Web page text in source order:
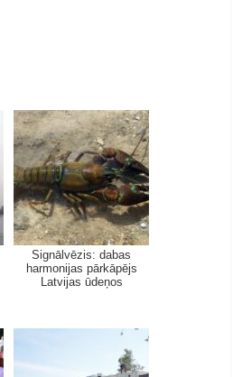
Signālvēzis: dabas
harmonijas pārkāpējs
Latvijas ūdeņos